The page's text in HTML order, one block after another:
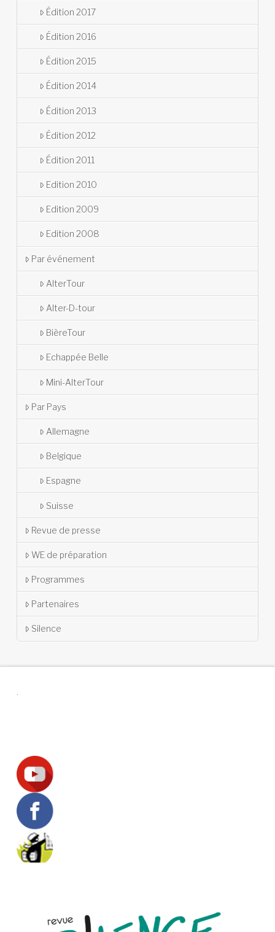
Édition 2017
Édition 2016
Édition 2015
Édition 2014
Édition 2013
Édition 2012
Édition 2011
Edition 2010
Edition 2009
Edition 2008
Par événement
AlterTour
Alter-D-tour
BièreTour
Echappée Belle
Mini-AlterTour
Par Pays
Allemagne
Belgique
Espagne
Suisse
Revue de presse
WE de préparation
Programmes
Partenaires
Silence